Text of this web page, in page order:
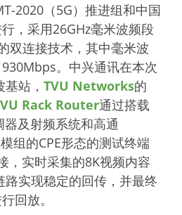
2020（5G）推进组和中国
，采用26GHz毫米波频段
双连接技术，其中毫米波
930Mbps。中兴通讯在本次
站， TVU Networks的
Rack Router通过搭载
器及射频系统和高通
组的CPE形态的测试终端
，实时采集的8K视频内容
路实现稳定的回传，并最终
回放。